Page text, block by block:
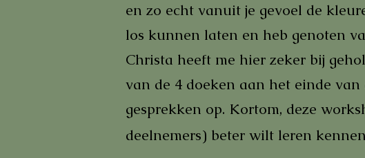
en zo echt vanuit je gevoel de
los kunnen laten en heb genoten
Christa heeft me hier zeker bij
van de 4 doeken aan het einde
gesprekken op. Kortom, deze
deelnemers) beter wilt leren